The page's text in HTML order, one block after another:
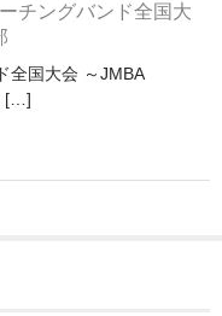
チングバンド全国大
全国大会 ～JMBA
[…]